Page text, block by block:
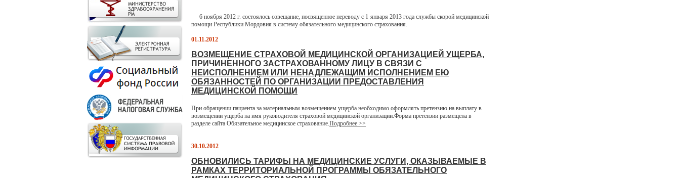
6 ноября 2012 г. состоялось совещание, посвященное переводу с 1 января 2013 года службы скорой медицинской
помощи Республики Мордовия в систему обязательного медицинского страхования.
01.11.2012
ВОЗМЕЩЕНИЕ СТРАХОВОЙ МЕДИЦИНСКОЙ ОРГАНИЗАЦИЕЙ УЩЕРБА,
ПРИЧИНЕННОГО ЗАСТРАХОВАННОМУ ЛИЦУ В СВЯЗИ С
НЕИСПОЛНЕНИЕМ ИЛИ НЕНАДЛЕЖАЩИМ ИСПОЛНЕНИЕМ ЕЮ
ОБЯЗАННОСТЕЙ ПО ОРГАНИЗАЦИИ ПРЕДОСТАВЛЕНИЯ
МЕДИЦИНСКОЙ ПОМОЩИ
При обращении пациента за материальным возмещением ущерба необходимо оформлять претензию на выплату в
возмещении ущерба на имя руководителя страховой медицинской организации.Форма претензии размещена в
разделе сайта Обязательное медицинское страхование.Подробнее >>
30.10.2012
ОБНОВИЛИСЬ ТАРИФЫ НА МЕДИЦИНСКИЕ УСЛУГИ, ОКАЗЫВАЕМЫЕ В
РАМКАХ ТЕРРИТОРИАЛЬНОЙ ПРОГРАММЫ ОБЯЗАТЕЛЬНОГО